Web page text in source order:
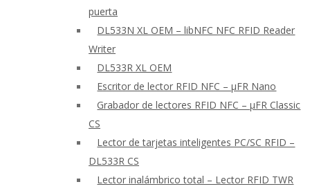
puerta
DL533N XL OEM – libNFC NFC RFID Reader
Writer
DL533R XL OEM
Escritor de lector RFID NFC – μFR Nano
Grabador de lectores RFID NFC – μFR Classic
CS
Lector de tarjetas inteligentes PC/SC RFID –
DL533R CS
Lector inalámbrico total – Lector RFID TWR